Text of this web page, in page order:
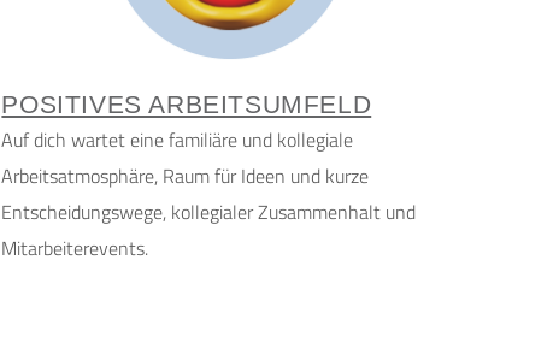
POSITIVES ARBEITSUMFELD
Auf dich wartet eine familiäre und kollegiale
Arbeitsatmosphäre, Raum für Ideen und kurze
Entscheidungswege, kollegialer Zusammenhalt und
Mitarbeiterevents.